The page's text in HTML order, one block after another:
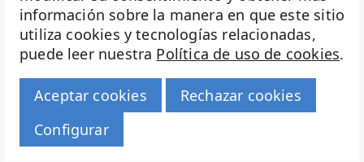
información sobre la manera en que este sitio
utiliza cookies y tecnologías relacionadas,
puede leer nuestra Política de uso de cookies.
Aceptar cookies
Rechazar cookies
Configurar
inteligencia artificial
investigación
Investigación Traslacional
Investigación y cáncer
investigadores
Isabel Oviedo
jóvenes investigadores
Leucemia
Eventos
Transparencia
Haz historia
© 2026 Fundación MD Anderson Hospiten
Aviso legal | Política de cookies |